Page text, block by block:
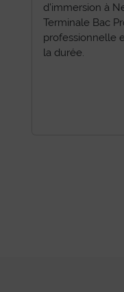
d’immersion à
Terminale Bac
professionnelle
la durée.